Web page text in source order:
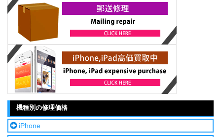
機種別の修理価格
iPhone